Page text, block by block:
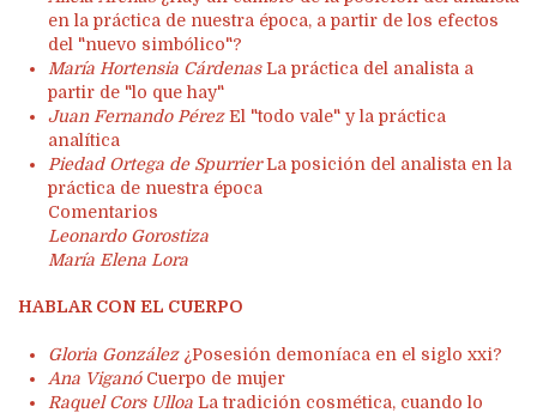
en la práctica de nuestra época, a partir de los efectos
del "nuevo simbólico"?
María Hortensia CárdenasLa práctica del analista a
partir de "lo que hay"
Juan Fernando PérezEl "todo vale" y la práctica
analítica
Piedad Ortega de SpurrierLa posición del analista en la
práctica de nuestra época
Comentarios
Leonardo Gorostiza
María Elena Lora
HABLAR CON EL CUERPO
Gloria González¿Posesión demoníaca en el siglo xxi?
Ana ViganóCuerpo de mujer
Raquel Cors Ulloa La tradición cosmética, cuando lo